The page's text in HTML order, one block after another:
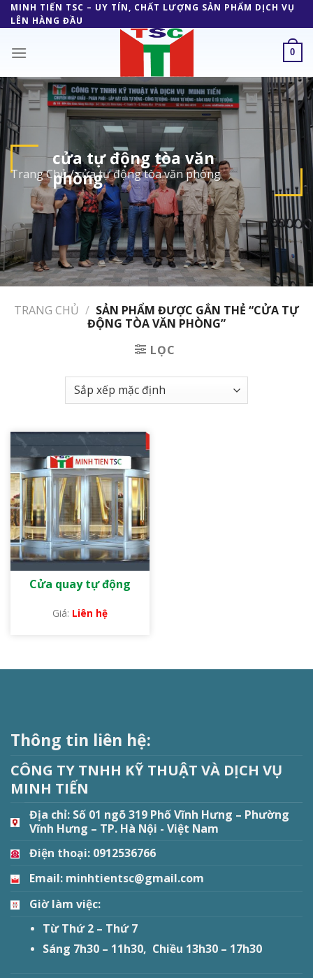
Skip
to
MINH TIẾN TSC – UY TÍN, CHẤT LƯỢNG SẢN PHẨM DỊCH VỤ
LÊN HÀNG ĐẦU
0
cửa tự động tòa văn
phòng
Trang Chủ/cửa tự động tòa văn phòng
TRANG CHỦ / SẢN PHẨM ĐƯỢC GẮN THẺ “CỬA TỰ
ĐỘNG TÒA VĂN PHÒNG”
LỌC
Cửa quay tự động
Liên hệ
Thông tin liên hệ:
CÔNG TY TNHH KỸ THUẬT VÀ DỊCH VỤ
MINH TIẾN
Địa chỉ: Số 01 ngõ 319 Phố Vĩnh Hưng – Phường
Vĩnh Hưng – TP. Hà Nội - Việt Nam
Điện thoại: 0912536766
Email: minhtientsc@gmail.com
Giờ làm việc:
Từ Thứ 2 – Thứ 7
Sáng 7h30 – 11h30, Chiều 13h30 – 17h30